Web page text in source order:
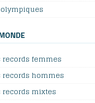
femmes
hommes
mixtes